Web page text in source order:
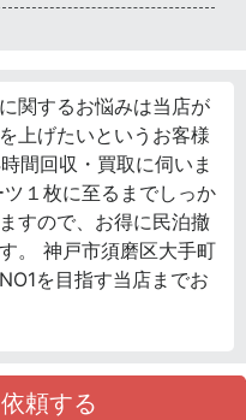
関するお悩みは当店が
上げたいというお客様
間回収・買取に伺いま
１枚に至るまでしっか
すので、お得に民泊撤
。 神戸市須磨区大手町
を目指す当店までお
頼する